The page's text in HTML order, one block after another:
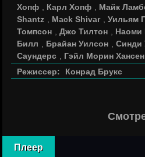
Хопф
Карл Хопф Майк
Shantz
Mack Shivar ,Уильям
Томпсон
,Джо Тилтон Наоми
Билл
Брайан Уилсон ,Синди
Саундерс
Гэйл Морин Хансен
Режиссер:
Конрад Брукс
Плеер